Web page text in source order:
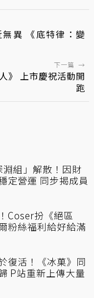
異 《底特律：變
下一篇 →
》 上市慶祝活動開
跑
淵組」解散！因財
定營運 同步揭成員
Coser扮《絕區
粉絲福利給好給滿
復活！《冰菓》同
P站重新上傳大量